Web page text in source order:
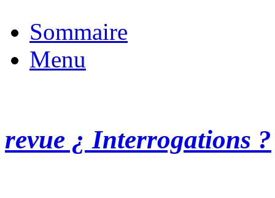
Sommaire
Menu
revue ¿ Interrogations ?